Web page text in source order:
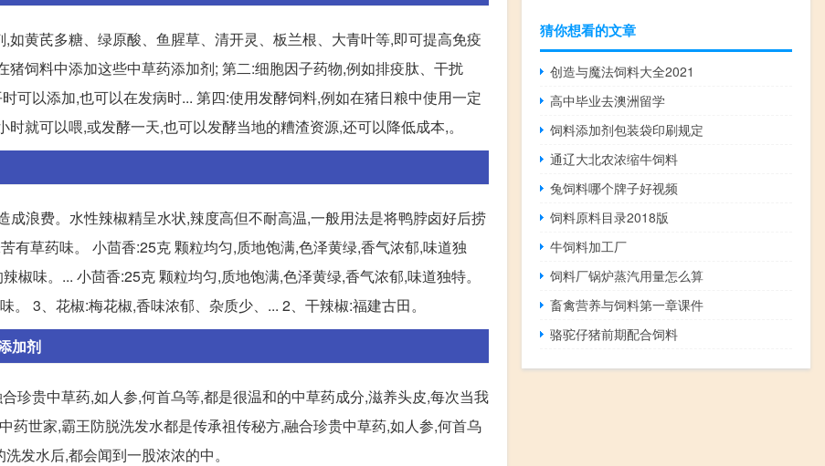
黄芪多糖、绿原酸、鱼腥草、清开灵、板兰根、大青叶等,即可提高免疫
饲料中添加这些中草药添加剂; 第二:细胞因子药物,例如排疫肽、干扰
可以添加,也可以在发病时... 第四:使用发酵饲料,例如在猪日粮中使用一定
就可以喂,或发酵一天,也可以发酵当地的糟渣资源,还可以降低成本,。
浪费。水性辣椒精呈水状,辣度高但不耐高温,一般用法是将鸭脖卤好后捞
有草药味。 小茴香:25克 颗粒均匀,质地饱满,色泽黄绿,香气浓郁,味道独
味。... 小茴香:25克 颗粒均匀,质地饱满,色泽黄绿,香气浓郁,味道独特。
3、花椒:梅花椒,香味浓郁、杂质少、... 2、干辣椒:福建古田。
加剂
珍贵中草药,如人参,何首乌等,都是很温和的中草药成分,滋养头皮,每次当我
药世家,霸王防脱洗发水都是传承祖传秘方,融合珍贵中草药,如人参,何首乌
发水后,都会闻到一股浓浓的中。
猜你想看的文章
创造与魔法饲料大全2021
高中毕业去澳洲留学
饲料添加剂包装袋印刷规定
通辽大北农浓缩牛饲料
兔饲料哪个牌子好视频
饲料原料目录2018版
牛饲料加工厂
饲料厂锅炉蒸汽用量怎么算
畜禽营养与饲料第一章课件
骆驼仔猪前期配合饲料